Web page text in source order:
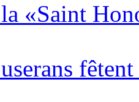
«Saint